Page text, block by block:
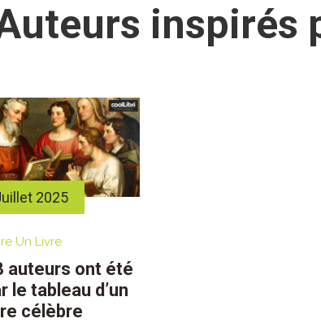
inspirés
2025
Un Livre
auteurs ont été
le tableau d’un
célèbre